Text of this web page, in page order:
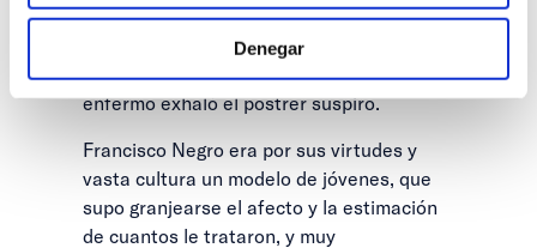
Denegar
Herrera y Valiente. Los médicos creyeron
que el paciente viviría aún doce horas,
pero a las ocho del día 25, domingo, el
enfermo exhaló el postrer suspiro.
Francisco Negro era por sus virtudes y
vasta cultura un modelo de jóvenes, que
supo granjearse el afecto y la estimación
de cuantos le trataron, y muy